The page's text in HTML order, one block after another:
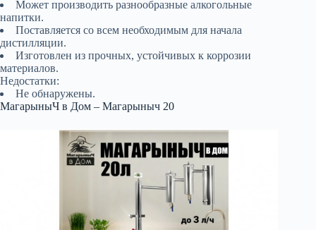
Может производить разнообразные алкогольные
напитки.
Поставляется со всем необходимым для начала
дистилляции.
Изготовлен из прочных, устойчивых к коррозии
материалов.
Недостатки:
Не обнаружены.
МагарыныЧ в Дом – Магарыныч 20